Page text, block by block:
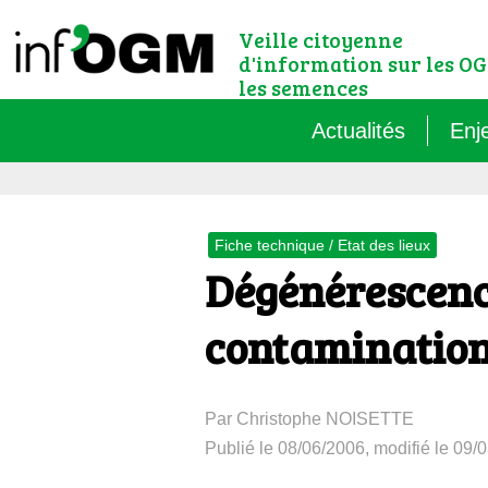
Veille citoyenne
d'information sur les
les semences
Actualités
Le
Fiche technique / Etat des lieux
Par Christophe NOISETTE
Publié le 08/06/2006, modifié le 09/